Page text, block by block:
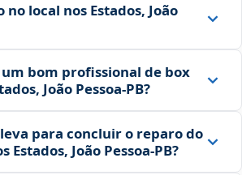
local nos Estados, João
bom profissional de box
João Pessoa‑PB?
para concluir o reparo do
Estados, João Pessoa‑PB?